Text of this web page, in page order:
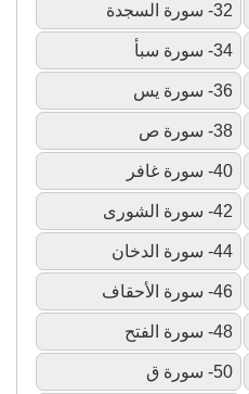
32- سورة السجدة
34- سورة سبأ
36- سورة يس
38- سورة ص
40- سورة غافر
42- سورة الشورى
44- سورة الدخان
46- سورة الأحقاف
48- سورة الفتح
50- سورة ق